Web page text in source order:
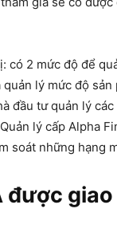
có 2 mức độ để
lý mức độ sản
đầu tư quản lý
lý cấp Alpha
soát những hạng
được